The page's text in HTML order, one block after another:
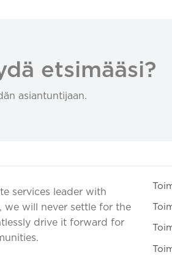
etsimääsi?
asiantuntijaan.
services leader with
we will never settle for the
drive it forward for